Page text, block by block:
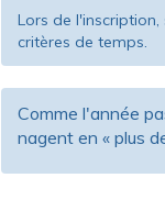
Lors de
critères de temps.
Comme l'année
nagent en « plus